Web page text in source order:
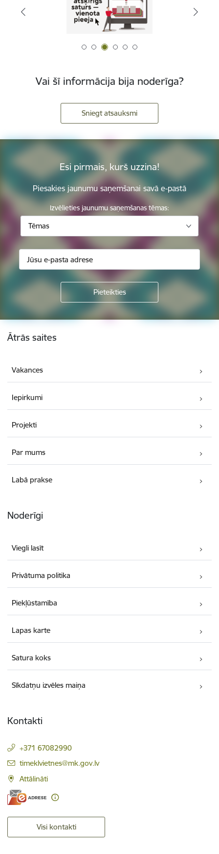
Vai šī informācija bija noderīga?
Sniegt atsauksmi
Esi pirmais, kurš uzzina!
Piesakies jaunumu saņemšanai savā e-pastā
Izvēlieties jaunumu saņemšanas tēmas:
Tēmas
Kājene
Ātrās saites
Vakances
Iepirkumi
Projekti
Par mums
Labā prakse
Noderīgi
Viegli lasīt
Privātuma politika
Piekļūstamība
Lapas karte
Satura koks
Sīkdatņu izvēles maiņa
Kontakti
+371 67082990
E-pasts:
timeklvietnes@mk.gov.lv
Attālināti
Visi kontakti